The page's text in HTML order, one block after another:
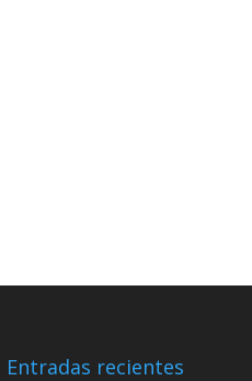
Entradas recientes